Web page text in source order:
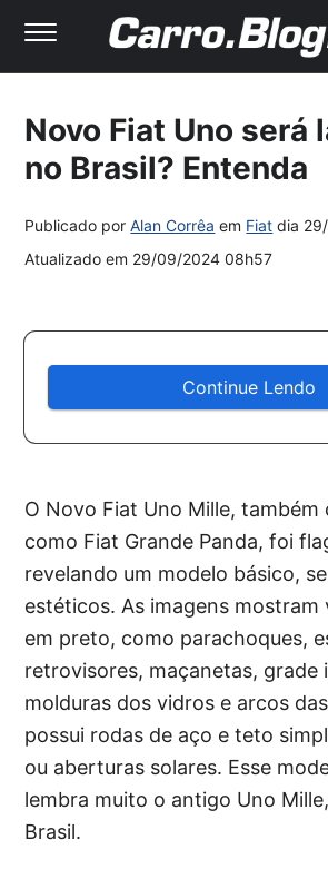
Novo Fiat Uno será
no Brasil? Entenda
Publicado porAlan Corrêa em Fiat dia
Atualizado em 29/09/2024 08h57
Continue Lendo
O Novo Fiat Uno Mille, também
como Fiat Grande Panda, foi
revelando um modelo básico,
estéticos. As imagens mostram
em preto, como parachoques,
retrovisores, maçanetas, grade
molduras dos vidros e arcos
possui rodas de aço e teto
ou aberturas solares. Esse
lembra muito o antigo Uno
Brasil.